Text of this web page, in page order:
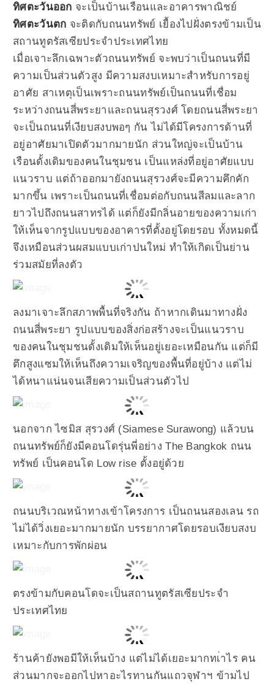
ทิศตะวันออก จะเป็นบ้านเรือนและอาคารพาณิชย์
ทิศตะวันตก จะติดกับถนนทรัพย์ เยื้องไปฝั่งตรงข้ามเป็น
สถานทูตรัสเซียประจำประเทศไทย
เมื่อเจาะลึกเฉพาะตัวถนนทรัพย์ จะพบว่าเป็นถนนที่มี
ความเป็นส่วนตัวสูง มีความสงบเหมาะสำหรับการอยู่
อาศัย สาเหตุเป็นเพราะถนนทรัพย์เป็นถนนที่เชื่อม
ระหว่างถนนสี่พระยาและถนนสุรวงศ์ โดยถนนสี่พระยา
จะเป็นถนนที่เงียบสงบพอๆ กัน ไม่ได้มีโครงการด้านที่
อยู่อาศัยมาเปิดตัวมากมายนัก ส่วนใหญ่จะเป็นบ้าน
เรือนดั้งเดิมของคนในชุมชน เป็นแหล่งที่อยู่อาศัยแบบ
แนวราบ แต่ถ้าออกมายังถนนสุรวงศ์จะมีความคึกคัก
มากขึ้น เพราะเป็นถนนที่เชื่อมต่อกับถนนสีลมและลาก
ยาวไปถึงถนนสาทรได้ แต่ก็ยังมีกลิ่นอายของความเก่า
ให้เห็นจากรูปแบบของอาคารที่ตั้งอยู่โดยรอบ ทั้งหมดนี้
จึงเหมือนส่วนผสมแบบเก่าปนใหม่ ทำให้เกิดเป็นย่าน
ร่วมสมัยที่ลงตัว
ลงมาเจาะลึกสภาพพื้นที่จริงกัน ถ้าหากเดินมาทางฝั่ง
ถนนสี่พระยา รูปแบบของสิ่งก่อสร้างจะเป็นแนวราบ
ของคนในชุมชนดั้งเดิมให้เห็นอยู่เยอะเหมือนกัน แต่ก็มี
ตึกสูงแซมให้เห็นถึงความเจริญของพื้นที่อยู่บ้าง แต่ไม่
ได้หนาแน่นจนเสียความเป็นส่วนตัวไป
นอกจาก ไซมิส สุรวงศ์ (Siamese Surawong) แล้วบน
ถนนทรัพย์ก็ยังมีคอนโดรุ่นพี่อย่าง The Bangkok ถนน
ทรัพย์ เป็นคอนโด Low rise ตั้งอยู่ด้วย
ถนนบริเวณหน้าทางเข้าโครงการ เป็นถนนสองเลน รถ
ไม่ได้วิ่งเยอะมากมายนัก บรรยากาศโดยรอบเงียบสงบ
เหมาะกับการพักผ่อน
ตรงข้ามกับคอนโดจะเป็นสถานทูตรัสเซียประจำ
ประเทศไทย
ร้านค้ายังพอมีให้เห็นบ้าง แต่ไม่ได้เยอะมากทเ่าไร คน
ส่วนมากจะออกไปหาอะไรทานกันแถวจุฬาฯ ข้ามไป